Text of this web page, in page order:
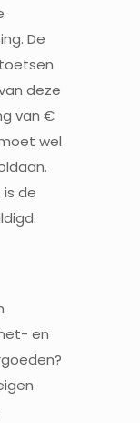
De
deze
van €
wel
is de
en